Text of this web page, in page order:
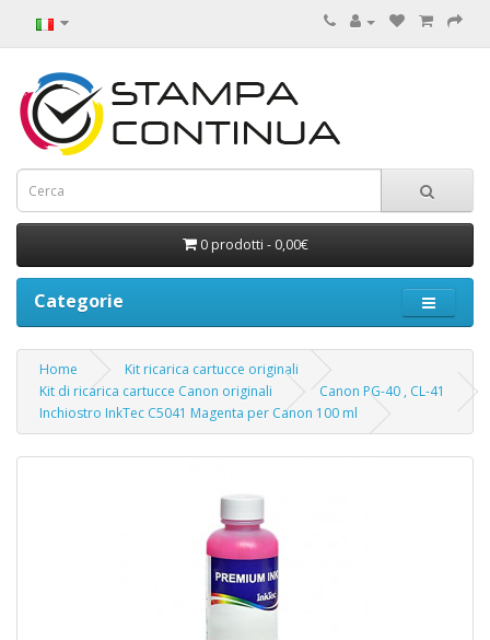
0 prodotti - 0,00€
Categorie
Home
Kit ricarica cartucce originali
Kit di ricarica cartucce Canon originali
Canon PG-40 , CL-41
Inchiostro InkTec C5041 Magenta per Canon 100 ml